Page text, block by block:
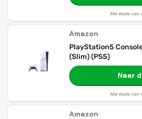
Alle deals van
Amazon
PlayStation5
(Slim) (PS5)
Naar
Alle deals van
Amazon